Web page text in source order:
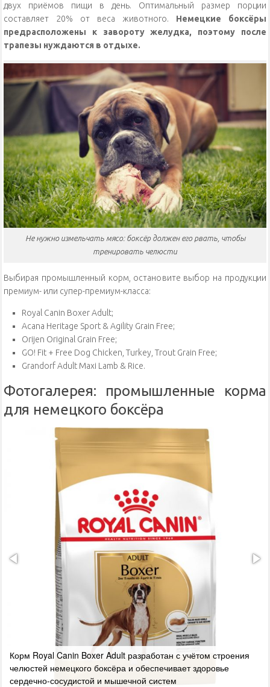
двух приёмов пищи в день. Оптимальный размер порции
составляет 20% от веса животного. Немецкие боксёры
предрасположены к завороту желудка, поэтому после
трапезы нуждаются в отдыхе.
Не нужно измельчать мясо: боксёр должен его рвать, чтобы
тренировать челюсти
Выбирая промышленный корм, остановите выбор на продукции
премиум- или супер-премиум-класса:
Royal Canin Boxer Adult;
Acana Heritage Sport & Agility Grain Free;
Orijen Original Grain Free;
GO! Fit + Free Dog Chicken, Turkey, Trout Grain Free;
Grandorf Adult Maxi Lamb & Rice.
Фотогалерея: промышленные корма
для немецкого боксёра
Корм Royal Canin Boxer Adult разработан с учётом строения
челюстей немецкого боксёра и обеспечивает здоровье
сердечно-сосудистой и мышечной систем